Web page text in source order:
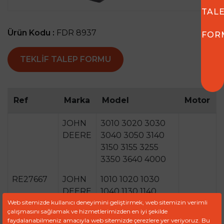
Ürün Kodu : FDR 8937
TEKLIF TALEP FORMU
Ref Marka Model Motor
JOHN
DEERE
3010 3020 3030
3040 3050 3140
3150 3155 3255
3350 3640 4000
RE27667
JOHN
DEERE
1010 1020 1030
1040 1130 1140
1350 1520 1530
Web sitemizde kullanıcı deneyimini geliştirmek, web sitemizin verimli
çalışmasını sağlamak ve hizmetlerimizden en iyi şekilde
faydalanabilmeniz amacıyla web sitemizde çerezlere yer veriyoruz. Bu